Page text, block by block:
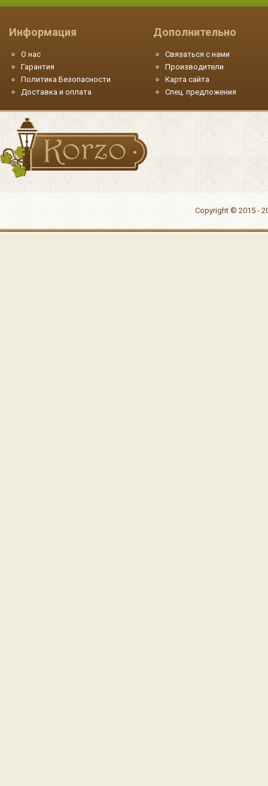
Информация
О нас
Гарантия
Политика Безопасности
Доставка и оплата
Дополнительно
Связаться с нами
Производители
Карта сайта
Спец. предложения
Copyright © 2015 -